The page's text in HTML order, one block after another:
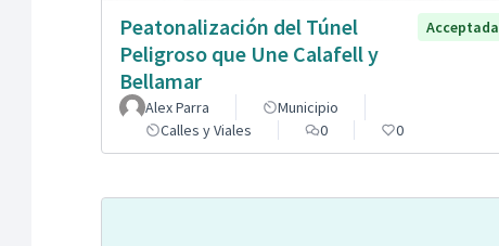
Peatonalización del Túnel
Peligroso que Une Calafell y
Bellamar
Acceptada
Alex Parra
Municipio
Calles y Viales
0 0